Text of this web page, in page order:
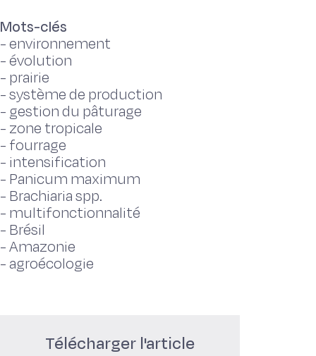
Mots-clés
-environnement
-évolution
- prairie
-système de production
- gestion du pâturage
- zone tropicale
- fourrage
- intensification
- Panicum maximum
- Brachiaria spp.
- multifonctionnalité
- Brésil
-Amazonie
- agroécologie
Télécharger l'article